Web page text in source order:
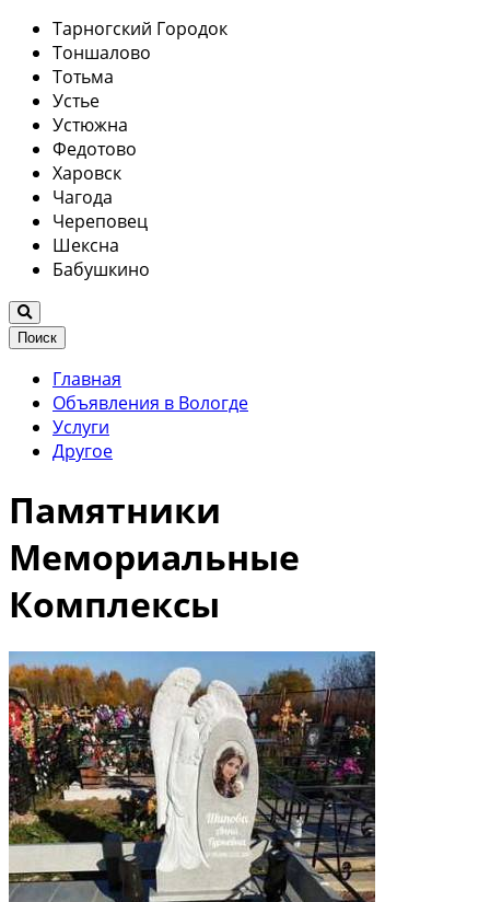
Тарногский Городок
Тоншалово
Тотьма
Устье
Устюжна
Федотово
Харовск
Чагода
Череповец
Шексна
Бабушкино
Поиск
Главная
Объявления в Вологде
Услуги
Другое
Памятники
Мемориальные
Комплексы